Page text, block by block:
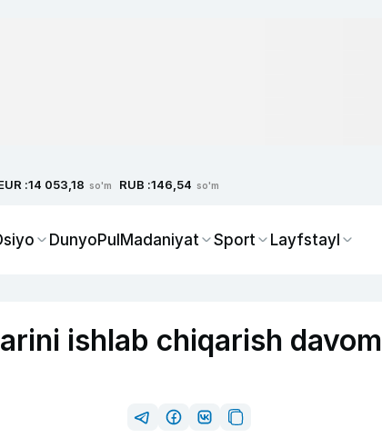
:14 053,18 so'm RUB :146,54 so'm
DunyoPulMadaniyat Sport Layfstayl
ishlab chiqarish davom